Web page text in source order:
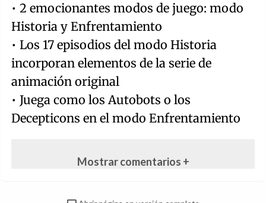
• 2 emocionantes modos de juego: modo
Historia y Enfrentamiento
• Los 17 episodios del modo Historia
incorporan elementos de la serie de
animación original
• Juega como los Autobots o los
Decepticons en el modo Enfrentamiento
Mostrar comentarios +